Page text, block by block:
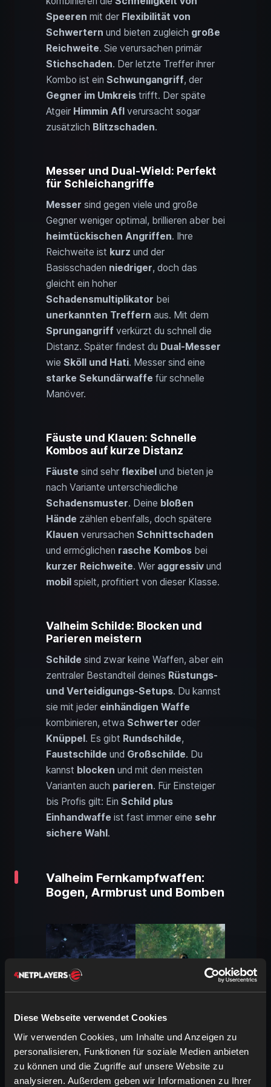
Diese Webseite verwendet Cookies
Wir verwenden Cookies, um Inhalte und Anzeigen zu
personalisieren, Funktionen für soziale Medien anbieten
zu können und die Zugriffe auf unsere Website zu
analysieren. Außerdem geben wir Informationen zu Ihrer
Speeren mit der Flexibilität von
Schwertern und bieten zugleich große
Reichweite. Sie verursachen primär
Stichschaden. Der letzte Treffer ihrer
Kombo ist ein Schwungangriff, der
Gegner im Umkreis trifft. Der späte
Atgeir Himmin Afl verursacht sogar
zusätzlich Blitzschaden.
Messer und Dual-Wield: Perfekt
für Schleichangriffe
Messer sind gegen viele und große
Gegner weniger optimal, brillieren aber bei
heimtückischen Angriffen. Ihre
Reichweite ist kurz und der
Basisschaden niedriger, doch das
gleicht ein hoher
Schadensmultiplikator bei
unerkannten Treffern aus. Mit dem
Sprungangriff verkürzt du schnell die
Distanz. Später findest du Dual-Messer
wie Sköll und Hati. Messer sind eine
starke Sekundärwaffe für schnelle
Manöver.
Fäuste und Klauen: Schnelle
Kombos auf kurze Distanz
Fäuste sind sehr flexibel und bieten je
nach Variante unterschiedliche
Schadensmuster. Deine bloßen
Hände zählen ebenfalls, doch spätere
Klauen verursachen Schnittschaden
und ermöglichen rasche Kombos bei
kurzer Reichweite. Wer aggressiv und
mobil spielt, profitiert von dieser Klasse.
Valheim Schilde: Blocken und
Parieren meistern
Schilde sind zwar keine Waffen, aber ein
zentraler Bestandteil deines Rüstungs-
und Verteidigungs-Setups. Du kannst
sie mit jeder einhändigen Waffe
kombinieren, etwa Schwerter oder
Knüppel. Es gibt Rundschilde,
Faustschilde und Großschilde. Du
kannst blocken und mit den meisten
Varianten auch parieren. Für Einsteiger
bis Profis gilt: Ein Schild plus
Einhandwaffe ist fast immer eine sehr
sichere Wahl.
Valheim Fernkampfwaffen:
Bogen, Armbrust und Bomben
Bogen in Valheim: Präzise Kills